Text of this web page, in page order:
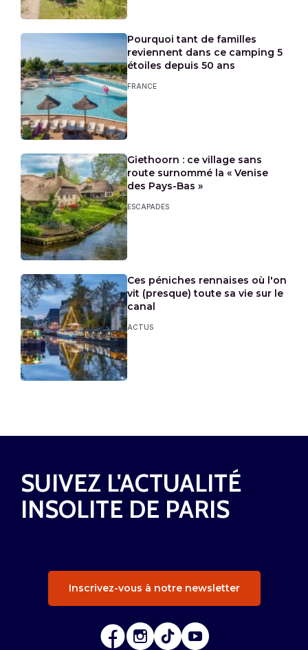
Pourquoi tant de familles
reviennent dans ce camping 5
étoiles depuis 50 ans
FRANCE
Giethoorn : ce village sans
route surnommé la « Venise
des Pays-Bas »
ESCAPADES
Ces péniches rennaises où l'on
vit (presque) toute sa vie sur le
canal
ACTUS
SUIVEZ L'ACTUALITÉ
INSOLITE DE PARIS
Inscrivez-vous à notre newsletter